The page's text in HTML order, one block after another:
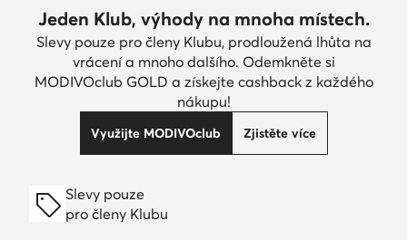
Jeden Klub, výhody na mnoha místech.
Slevy pouze pro členy Klubu, prodloužená lhůta na
vrácení a mnoho dalšího. Odemkněte si
MODIVOclub GOLD a získejte cashback z každého
nákupu!
Využijte MODIVOclub Zjistěte více
Slevy pouze
pro členy Klubu